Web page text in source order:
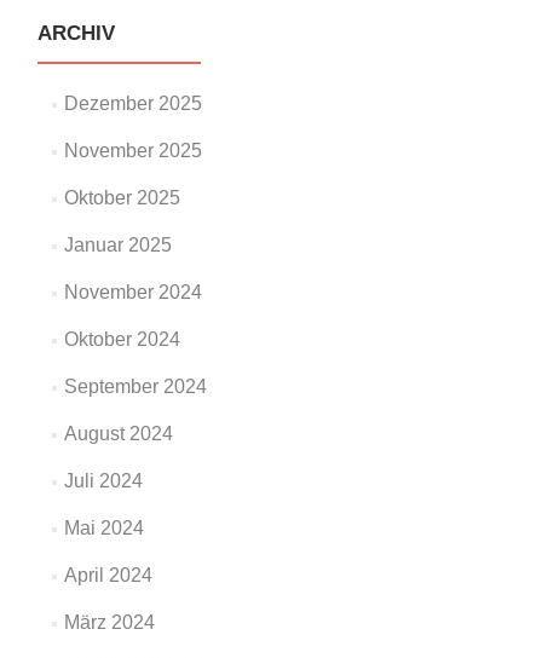
ARCHIV
Dezember 2025
November 2025
Oktober 2025
Januar 2025
November 2024
Oktober 2024
September 2024
August 2024
Juli 2024
Mai 2024
April 2024
März 2024